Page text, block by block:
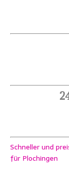
Schneller und
für Plochingen